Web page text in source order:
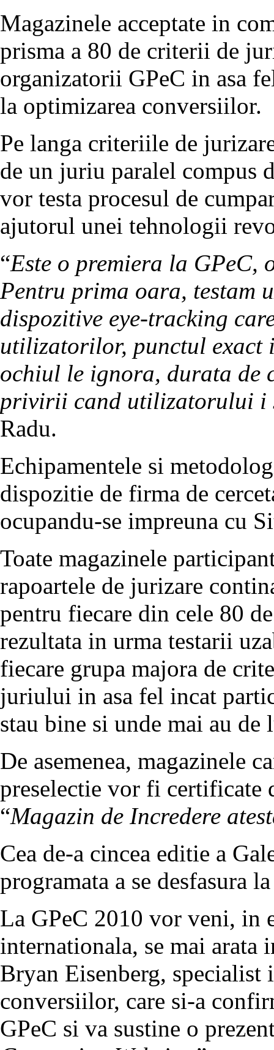
Magazinele acceptate in
prisma a 80 de criterii de
organizatorii GPeC in asa
la optimizarea conversiilor.
Pe langa criteriile de
de un juriu paralel compus
vor testa procesul de
ajutorul unei tehnologii
“Este o premiera la GPeC,
Pentru prima oara, testam
dispozitive eye-tracking
utilizatorilor, punctul exact
ochiul le ignora, durata de
privirii cand utilizatorului i
Radu.
Echipamentele si
dispozitie de firma de
ocupandu-se impreuna cu
Toate magazinele
rapoartele de jurizare
pentru fiecare din cele 80
rezultata in urma testarii
fiecare grupa majora de
juriului in asa fel incat
stau bine si unde mai au
De asemenea, magazinele
preselectie vor fi
“Magazin de Incredere
Cea de-a cincea editie a
programata a se desfasura
La GPeC 2010 vor veni, in
internationala, se mai arata
Bryan Eisenberg,
conversiilor, care si-a
GPeC si va sustine o